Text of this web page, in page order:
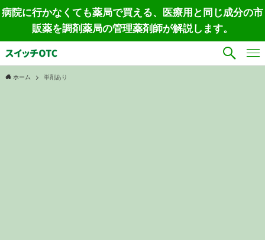
病院に行かなくても薬局で買える、医療用と同じ成分の市
販薬を調剤薬局の管理薬剤師が解説します。
ホーム 単剤あり